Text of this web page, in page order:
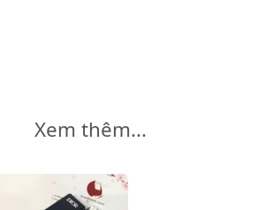
Xem thêm...